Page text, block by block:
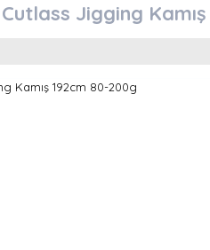
Jigging